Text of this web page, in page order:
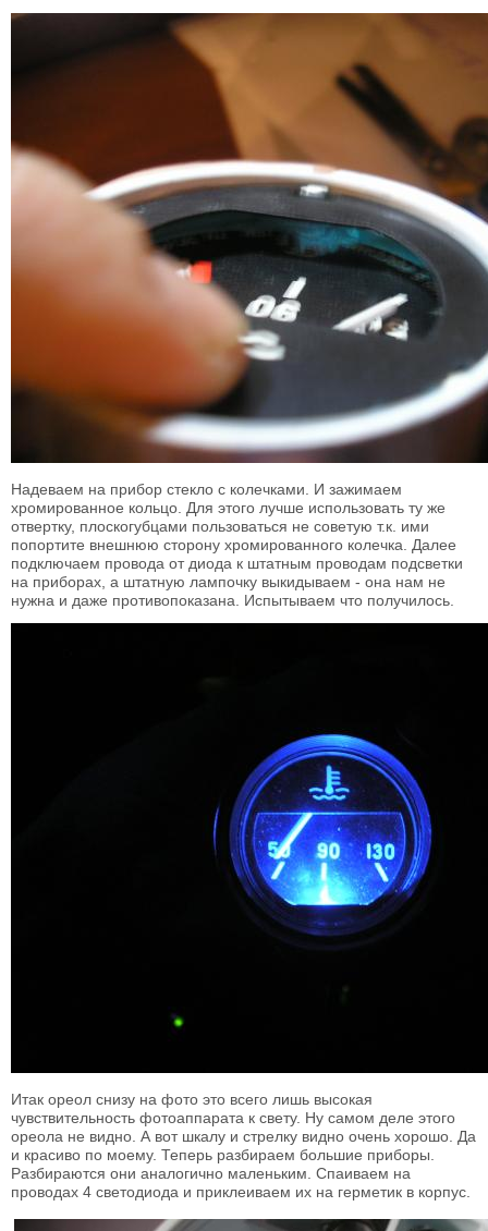
Надеваем на прибор стекло с колечками. И зажимаем
хромированное кольцо. Для этого лучше использовать ту же
отвертку, плоскогубцами пользоваться не советую т.к. ими
попортите внешнюю сторону хромированного колечка. Далее
подключаем провода от диода к штатным проводам подсветки
на приборах, а штатную лампочку выкидываем - она нам не
нужна и даже противопоказана. Испытываем что получилось.
Итак ореол снизу на фото это всего лишь высокая
чувствительность фотоаппарата к свету. Ну самом деле этого
ореола не видно. А вот шкалу и стрелку видно очень хорошо. Да
и красиво по моему. Теперь разбираем большие приборы.
Разбираются они аналогично маленьким. Спаиваем на
проводах 4 светодиода и приклеиваем их на герметик в корпус.